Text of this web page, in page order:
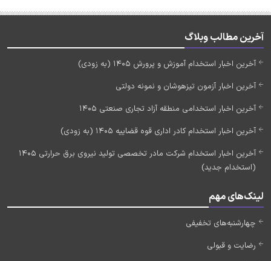
آخرین مطالب وبلاگ
آخرین اخبار استخدام آموزش و پرورش 1405 (به زودی)
آخرین اخبار آزمون تیزهوشان و نمونه دولتی
آخرین اخبار استخدامی منطقه آزاد تجاری صنعتی 1405
آخرین اخبار استخدام کادر اداری قوه قضاییه 1405 (به زودی)
آخرین اخبار استخدام شرکت مادر تخصصی تولید نیروی برق حرارتی 1405
(استخدام جدید)
لینک‌های مهم
چهارشنبه‌های تخفیفی
رضایت و قبولی